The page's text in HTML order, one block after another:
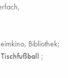
Bibliothek;
Tischfußball ;